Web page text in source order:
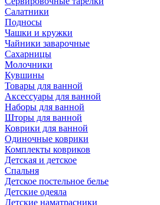
Салатники
Подносы
Чашки и кружки
Чайники заварочные
Сахарницы
Молочники
Кувшины
Товары для ванной
Аксессуары для ванной
Наборы для ванной
Шторы для ванной
Коврики для ванной
Одиночные коврики
Комплекты ковриков
Детская и детское
Спальня
Детское постельное белье
Детские одеяла
Детские наматрасники